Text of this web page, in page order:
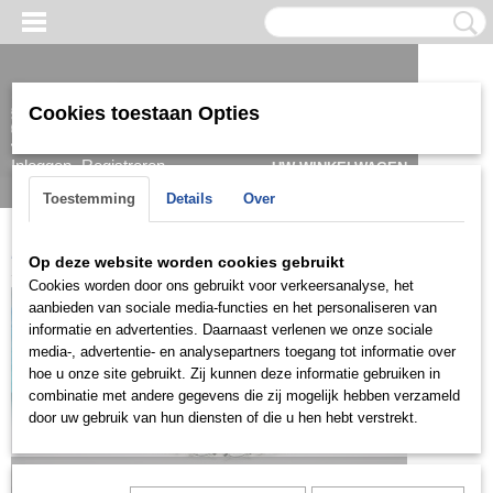
Inloggen Registreren
UW WINKELWAGEN
Home > Armband > Heren Zilver > AHZ0560
Cookies toestaan Opties
Toestemming Details Over
Op deze website worden cookies gebruikt
Cookies worden door ons gebruikt voor verkeersanalyse, het
aanbieden van sociale media-functies en het personaliseren van
informatie en advertenties. Daarnaast verlenen we onze sociale
media-, advertentie- en analysepartners toegang tot informatie over
hoe u onze site gebruikt. Zij kunnen deze informatie gebruiken in
combinatie met andere gegevens die zij mogelijk hebben verzameld
door uw gebruik van hun diensten of die u hen hebt verstrekt.